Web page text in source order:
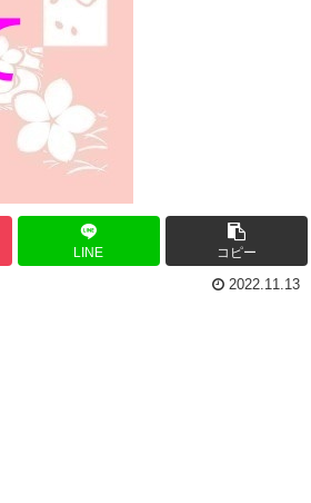
LINE コピー
2022.11.13